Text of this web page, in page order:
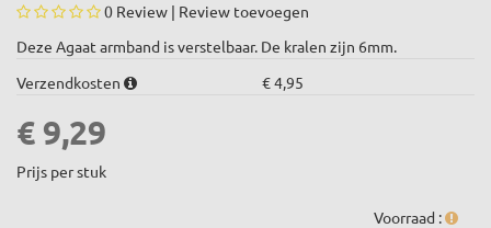
0 Review | Review toevoegen
Deze Agaat armband is verstelbaar. De kralen zijn 6mm.
Verzendkosten
€ 4,95
€ 9,29
Prijs per stuk
Voorraad :